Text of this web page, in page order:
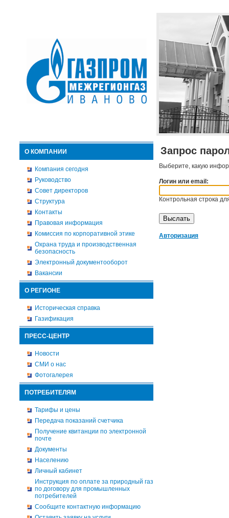
О КОМПАНИИ
Компания сегодня
Руководство
Совет директоров
Структура
Контакты
Правовая информация
Комиссия по корпоративной этике
Охрана труда и производственная
безопасность
Электронный документооборот
Вакансии
О РЕГИОНЕ
Историческая справка
Газификация
ПРЕСС-ЦЕНТР
Новости
СМИ о нас
Фотогалерея
ПОТРЕБИТЕЛЯМ
Тарифы и цены
Передача показаний счетчика
Получение квитанции по электронной
почте
Документы
Населению
Личный кабинет
Инструкция по оплате за природный газ
по договору для промышленных
потребителей
Сообщите контактную информацию
Запрос
Выберите, какую
Логин или email:
Контрольная строка
Авторизация